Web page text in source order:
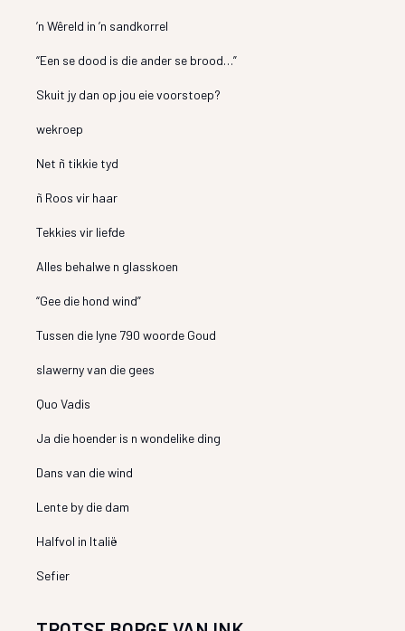
’n Wêreld in ’n sandkorrel
“Een se dood is die ander se brood…”
Skuit jy dan op jou eie voorstoep?
wekroep
Net ñ tikkie tyd
ñ Roos vir haar
Tekkies vir liefde
Alles behalwe n glasskoen
“Gee die hond wind”
Tussen die lyne 790 woorde Goud
slawerny van die gees
Quo Vadis
Ja die hoender is n wondelike ding
Dans van die wind
Lente by die dam
Halfvol in Italië
Sefier